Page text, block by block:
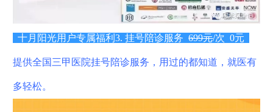
十月阳光用户专属福利3. 挂号陪诊服务699元/次 0元
提供全国三甲医院挂号陪诊服务，用过的都知道，就医有
多轻松。